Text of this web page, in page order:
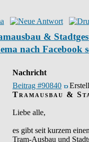
&
Nachricht
Beitrag #90840
Tramausbau &
Liebe alle,
es gibt seit kurzem
Tram-Ausbau und